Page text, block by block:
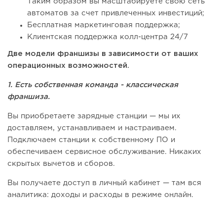
Таким образом вы масштабируете свою сеть
автоматов за счет привлеченных инвестиций;
Бесплатная маркетинговая поддержка;
Клиентская поддержка колл-центра 24/7
Две модели франшизы в зависимости от ваших
операционных возможностей.
1. Есть собственная команда - классическая
франшиза.
Вы приобретаете зарядные станции — мы их
доставляем, устанавливаем и настраиваем.
Подключаем станции к собственному ПО и
обеспечиваем сервисное обслуживание. Никаких
скрытых вычетов и сборов.
Вы получаете доступ в личный кабинет — там вся
аналитика: доходы и расходы в режиме онлайн.